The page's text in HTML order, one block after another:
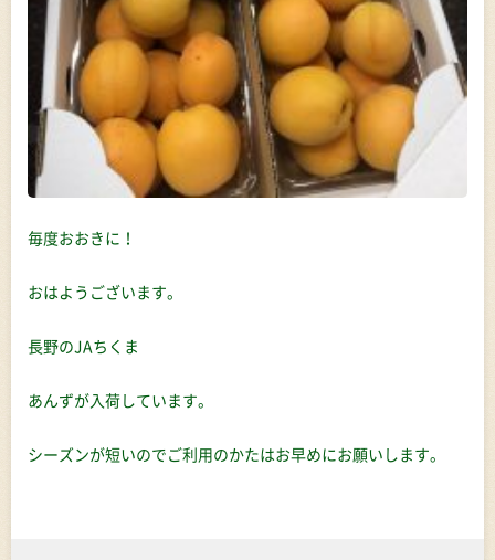
毎度おおきに！
おはようございます。
長野のJAちくま
あんずが入荷しています。
シーズンが短いのでご利用のかたはお早めにお願いします。